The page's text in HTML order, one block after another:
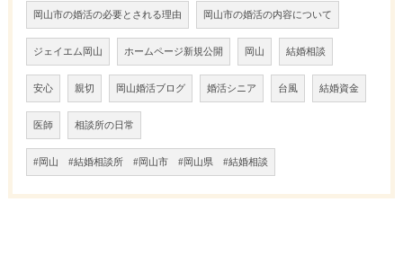
岡山市の婚活の必要とされる理由 岡山市の婚活の内容について
ジェイエム岡山 ホームページ新規公開 岡山 結婚相談
安心 親切 岡山婚活ブログ 婚活シニア 台風 結婚資金
医師 相談所の日常
#岡山 #結婚相談所 #岡山市 #岡山県 #結婚相談